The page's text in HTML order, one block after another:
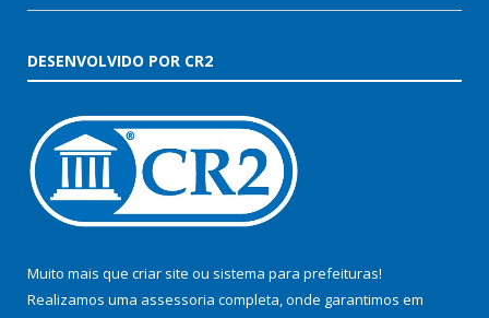
DESENVOLVIDO POR CR2
Muito mais que criar site ou sistema para prefeituras!
Realizamos uma assessoria completa, onde garantimos em